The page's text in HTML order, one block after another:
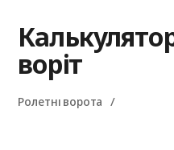
воріт
Ролетні ворота